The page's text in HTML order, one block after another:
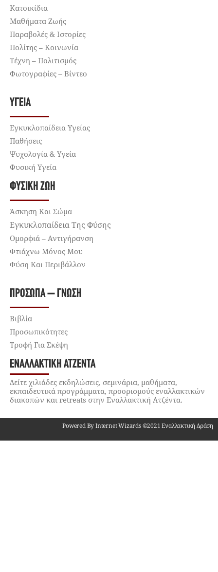
Κατοικίδια
Μαθήματα Ζωής
Παραβολές & Ιστορίες
Πολίτης – Κοινωνία
Τέχνη – Πολιτισμός
Φωτογραφίες – Βίντεο
ΥΓΕΊΑ
Εγκυκλοπαίδεια Υγείας
Παθήσεις
Ψυχολογία & Υγεία
Φυσική Υγεία
ΦΥΣΙΚΉ ΖΩΉ
Άσκηση Και Σώμα
Εγκυκλοπαίδεια Της Φύσης
Ομορφιά – Αντιγήρανση
Φτιάχνω Μόνος Μου
Φύση Και Περιβάλλον
ΠΡΌΣΩΠΑ – ΓΝΏΣΗ
Βιβλία
Προσωπικότητες
Τροφή Για Σκέψη
ΕΝΑΛΛΑΚΤΙΚΉ ΑΤΖΈΝΤΑ
Δείτε χιλιάδες εκδηλώσεις, σεμινάρια, μαθήματα,
εκπαιδευτικά προγράμματα, προορισμούς εναλλακτικών
διακοπών και retreats στην Εναλλακτική Ατζέντα.
Powered By Internet Wizards ©2021 Εναλλακτική Δράση